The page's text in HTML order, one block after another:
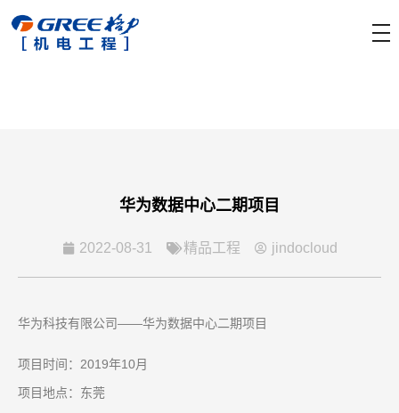
华为数据中心二期项目
2022-08-31 精品工程 jindocloud
华为科技有限公司——华为数据中心二期项目
项目时间：2019年10月
项目地点：东莞